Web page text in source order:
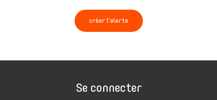
créer l'alerte
Se connecter